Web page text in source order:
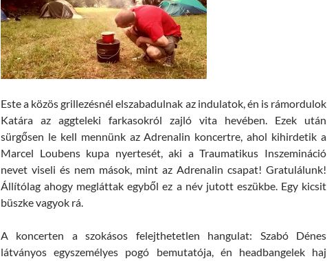
Este a közös grillezésnél elszabadulnak az indulatok, én is rámordulok
Katára az aggteleki farkasokról zajló vita hevében. Ezek után
sürgősen le kell mennünk az Adrenalin koncertre, ahol kihirdetik a
Marcel Loubens kupa nyertesét, aki a Traumatikus Inszemináció
nevet viseli és nem mások, mint az Adrenalin csapat! Gratulálunk!
Állítólag ahogy megláttak egyből ez a név jutott eszükbe. Egy kicsit
büszke vagyok rá.
A koncerten a szokásos felejthetetlen hangulat: Szabó Dénes
látványos egyszemélyes pogó bemutatója, én headbangelek haj